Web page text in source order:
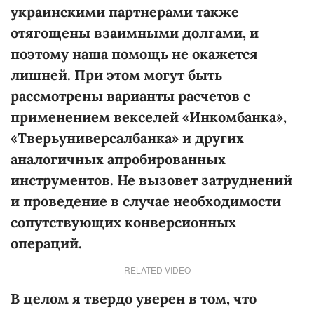
украинскими партнерами также
отягощены взаимными долгами, и
поэтому наша помощь не окажется
лишней. При этом могут быть
рассмотрены варианты расчетов с
применением векселей «Инкомбанка»,
«Тверьуниверсалбанка» и других
аналогичных апробированных
инструментов. Не вызовет затруднений
и проведение в случае необходимости
сопутствующих конверсионных
операций.
RELATED VIDEO
В целом я твердо уверен в том, что